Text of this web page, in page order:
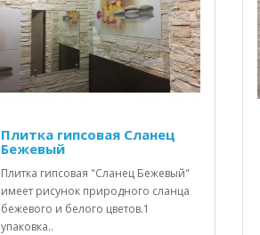
Плитка гипсовая Сланец
Бежевый
Плитка гипсовая "Сланец Бежевый"
имеет рисунок природного сланца
бежевого и белого цветов.1
упаковка..